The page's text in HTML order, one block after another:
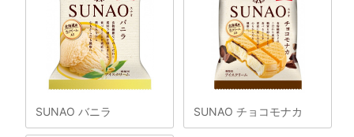
SUNAO バニラ SUNAO チョコモナカ